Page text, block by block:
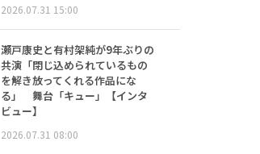
2026.07.31 15:00
瀬戸康史と有村架純が9年ぶりの
共演「閉じ込められているもの
を解き放ってくれる作品にな
る」 舞台「キュー」【インタ
ビュー】
2026.07.31 08:00